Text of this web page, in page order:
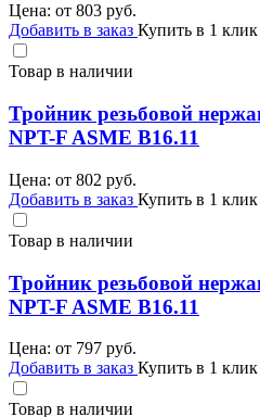
Цена: от 803 руб.
Добавить в заказ Купить в 1 клик
Товар в наличии
Тройник резьбовой
NPT-F ASME B16.11
Цена: от 802 руб.
Добавить в заказ Купить в 1 клик
Товар в наличии
Тройник резьбовой
NPT-F ASME B16.11
Цена: от 797 руб.
Добавить в заказ Купить в 1 клик
Товар в наличии